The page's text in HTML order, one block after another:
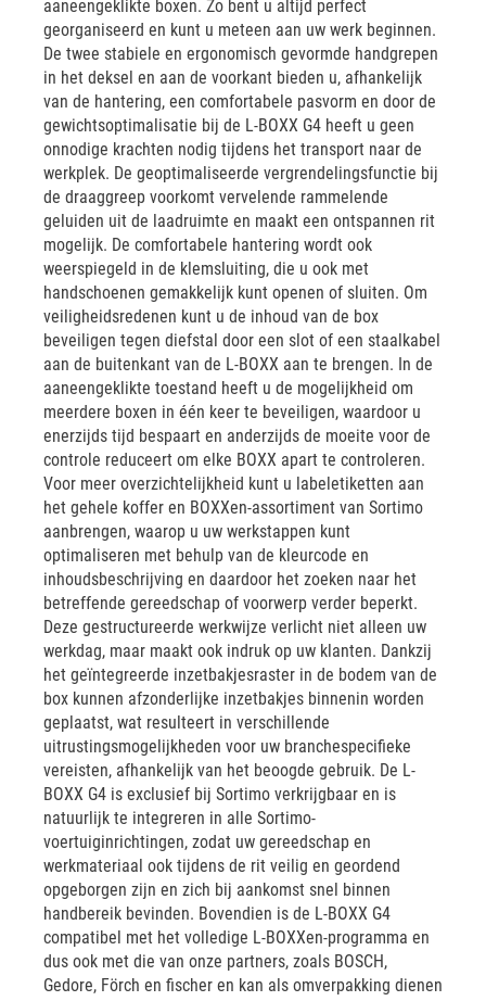
aaneengeklikte boxen. Zo bent u altijd perfect
georganiseerd en kunt u meteen aan uw werk beginnen.
De twee stabiele en ergonomisch gevormde handgrepen
in het deksel en aan de voorkant bieden u, afhankelijk
van de hantering, een comfortabele pasvorm en door de
gewichtsoptimalisatie bij de L-BOXX G4 heeft u geen
onnodige krachten nodig tijdens het transport naar de
werkplek. De geoptimaliseerde vergrendelingsfunctie bij
de draaggreep voorkomt vervelende rammelende
geluiden uit de laadruimte en maakt een ontspannen rit
mogelijk. De comfortabele hantering wordt ook
weerspiegeld in de klemsluiting, die u ook met
handschoenen gemakkelijk kunt openen of sluiten. Om
veiligheidsredenen kunt u de inhoud van de box
beveiligen tegen diefstal door een slot of een staalkabel
aan de buitenkant van de L-BOXX aan te brengen. In de
aaneengeklikte toestand heeft u de mogelijkheid om
meerdere boxen in één keer te beveiligen, waardoor u
enerzijds tijd bespaart en anderzijds de moeite voor de
controle reduceert om elke BOXX apart te controleren.
Voor meer overzichtelijkheid kunt u labeletiketten aan
het gehele koffer en BOXXen-assortiment van Sortimo
aanbrengen, waarop u uw werkstappen kunt
optimaliseren met behulp van de kleurcode en
inhoudsbeschrijving en daardoor het zoeken naar het
betreffende gereedschap of voorwerp verder beperkt.
Deze gestructureerde werkwijze verlicht niet alleen uw
werkdag, maar maakt ook indruk op uw klanten. Dankzij
het geïntegreerde inzetbakjesraster in de bodem van de
box kunnen afzonderlijke inzetbakjes binnenin worden
geplaatst, wat resulteert in verschillende
uitrustingsmogelijkheden voor uw branchespecifieke
vereisten, afhankelijk van het beoogde gebruik. De L-
BOXX G4 is exclusief bij Sortimo verkrijgbaar en is
natuurlijk te integreren in alle Sortimo-
voertuiginrichtingen, zodat uw gereedschap en
werkmateriaal ook tijdens de rit veilig en geordend
opgeborgen zijn en zich bij aankomst snel binnen
handbereik bevinden. Bovendien is de L-BOXX G4
compatibel met het volledige L-BOXXen-programma en
dus ook met die van onze partners, zoals BOSCH,
Gedore, Förch en fischer en kan als omverpakking dienen